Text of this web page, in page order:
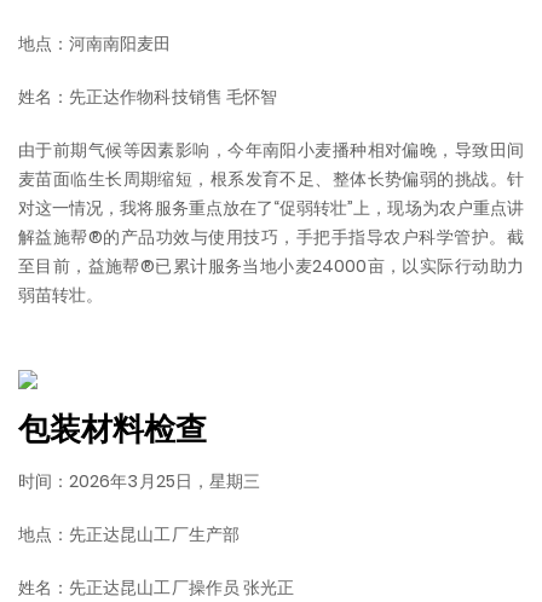
地点：河南南阳麦田
姓名：先正达作物科技销售 毛怀智
由于前期气候等因素影响，今年南阳小麦播种相对偏晚，导致田间
麦苗面临生长周期缩短，根系发育不足、整体长势偏弱的挑战。针
对这一情况，我将服务重点放在了“促弱转壮”上，现场为农户重点讲
解益施帮®的产品功效与使用技巧，手把手指导农户科学管护。截
至目前，益施帮®已累计服务当地小麦24000亩，以实际行动助力
弱苗转壮。
包装材料检查
时间：2026年3月25日，星期三
地点：先正达昆山工厂生产部
姓名：先正达昆山工厂操作员 张光正